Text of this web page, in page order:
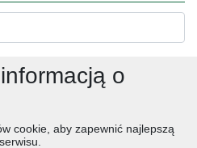
o
cookie, aby zapewnić najlepszą